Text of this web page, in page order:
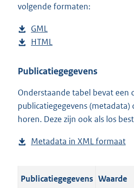
volgende formaten:
D
o
n
o
a
d
u
l
GML
e
t
n
d
s
r
o
D
w
l
o
a
p
b
HTML
s
a
n
d
g
o
Publicatiegegevens
Onderstaande tabel bevat een
publicatiegegevens (metadata)
horen. Deze zijn ook als los
Metadata in XML formaat
t
Publicatiegegevens Waarde